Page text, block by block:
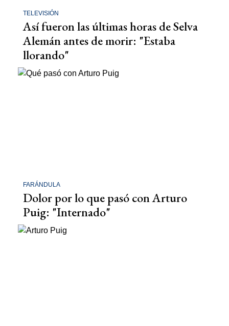
TELEVISIÓN
Así fueron las últimas horas de Selva
Alemán antes de morir: "Estaba
llorando"
FARÁNDULA
Dolor por lo que pasó con Arturo
Puig: "Internado"